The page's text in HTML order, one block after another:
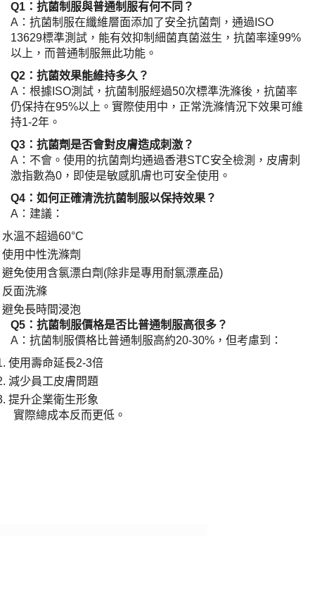
​Q1：抗菌制服與普通制服有何不同？​
A：抗菌制服在纖維層面添加了安全抗菌劑，通過ISO
13629標準測試，能有效抑制細菌真菌滋生，抗菌率達99%
以上，而普通制服無此功能。
​Q2：抗菌效果能維持多久？​
A：根據ISO測試，抗菌制服經過50次標準洗滌後，抗菌率
仍保持在95%以上。實際使用中，正常洗滌情況下效果可維
持1-2年。
​Q3：抗菌劑是否會對皮膚造成刺激？​
A：不會。使用的抗菌劑均通過香港STC安全檢測，皮膚刺
激指數為0，即使是敏感肌膚也可安全使用。
​Q4：如何正確清洗抗菌制服以保持效果？​
A：建議：
水溫不超過60°C
使用中性洗滌劑
避免使用含氯漂白劑 (除非是專用耐氯漂產品)
反面洗滌
避免長時間浸泡
​Q5：抗菌制服價格是否比普通制服高很多？​
A：抗菌制服價格比普通制服高約20-30%，但考慮到：
使用壽命延長2-3倍
減少員工皮膚問題
提升企業衛生形象
實際總成本反而更低。